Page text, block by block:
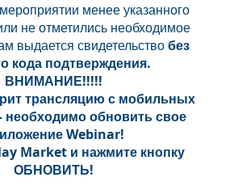
менее указанного
не отметились необходимое
выдается свидетельствобез
кода подтверждения.
ВНИМАНИЕ!!!!!
трансляцию с мобильных
необходимо обновить свое
Webinar!
Market и нажмите кнопку
ОБНОВИТЬ!